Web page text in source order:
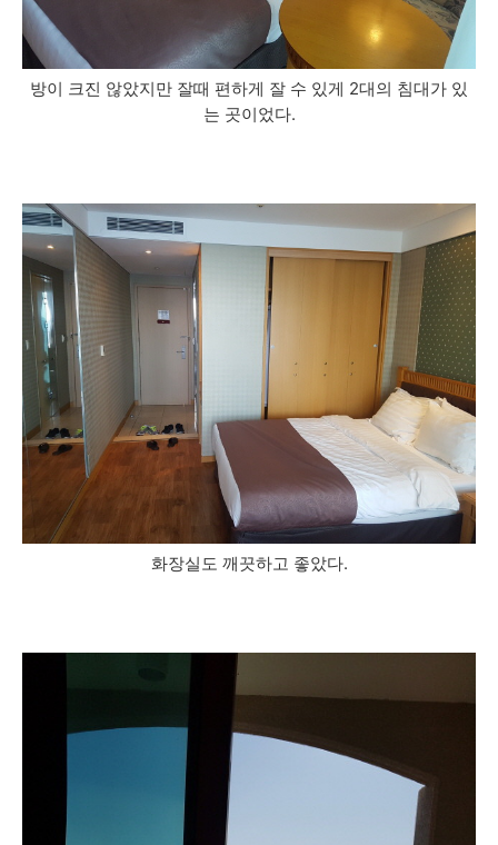
방이 크진 않았지만 잘때 편하게 잘 수 있게 2대의 침대가 있
는 곳이었다.
화장실도 깨끗하고 좋았다.